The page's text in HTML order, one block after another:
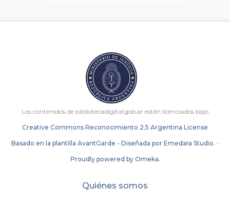
Los contenidos de bibliotecadigital.gob.ar están licenciados bajo
Creative Commons Reconocimiento 2.5 Argentina License
Basado en la plantilla AvantGarde - Diseñada por Emedara Studio. -
Proudly powered by Omeka.
Quiénes somos